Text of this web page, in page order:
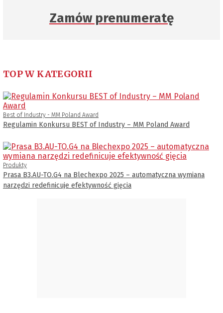
Zamów prenumeratę
TOP W KATEGORII
Best of Industry - MM Poland Award
Regulamin Konkursu BEST of Industry – MM Poland Award
Produkty
Prasa B3.AU-TO.G4 na Blechexpo 2025 – automatyczna wymiana
narzędzi redefinicuje efektywność gięcia